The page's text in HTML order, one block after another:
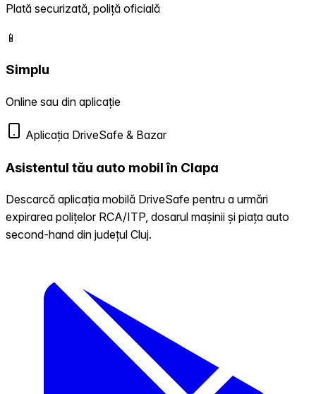
Plată securizată, poliță oficială
📱
Simplu
Online sau din aplicație
Aplicația DriveSafe & Bazar
Asistentul tău auto mobil în Clapa
Descarcă aplicația mobilă DriveSafe pentru a urmări
expirarea polițelor RCA/ITP, dosarul mașinii și piața auto
second-hand din județul Cluj.